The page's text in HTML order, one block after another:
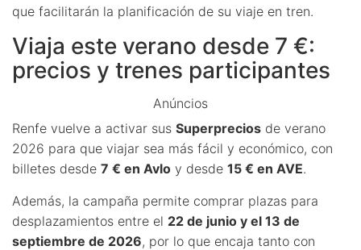
que facilitarán la planificación de su viaje en tren.
Viaja este verano desde 7 €:
precios y trenes participantes
Anúncios
Renfe vuelve a activar sus Superprecios de verano
2026 para que viajar sea más fácil y económico, con
billetes desde 7 € en Avlo y desde 15 € en AVE.
Además, la campaña permite comprar plazas para
desplazamientos entre el 22 de junio y el 13 de
septiembre de 2026, por lo que encaja tanto con